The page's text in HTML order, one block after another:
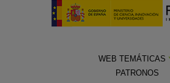
WEB TEMÁTICAS
PATRONOS